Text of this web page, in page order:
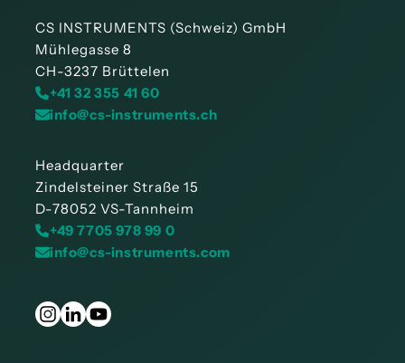
CS INSTRUMENTS (Schweiz) GmbH
Mühlegasse 8
CH-3237 Brüttelen
+41 32 355 41 60
info@cs-instruments.ch
Headquarter
Zindelsteiner Straße 15
D-78052 VS-Tannheim
+49 7705 978 99 0
info@cs-instruments.com